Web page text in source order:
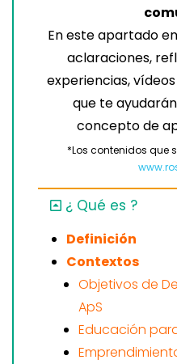
En este apartado
aclaraciones,
experiencias,
que te
concepto de
*Los contenidos que
¿ Qué es ?
Definición
Contextos
Objetivos de
ApS
Educación